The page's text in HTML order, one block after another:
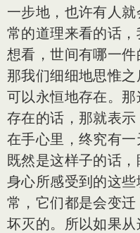
一步地，也许有人
常的道理来看的话
想看，世间有哪一
那我们细细地思惟
可以永恒地存在。
存在的话，那就表
在手心里，终究有
既然是这样子的话
身心所感受到的这
常，它们都是会变
坏灭的。所以如果